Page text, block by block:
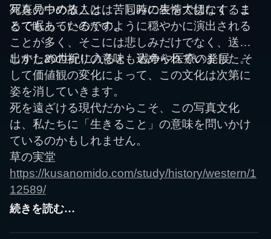
死を見つめることは、同時に生を大切にするこ
とでもあったのです。
写真の中の故人は、苦しみの表情ではなく、ま
るで眠っているかのように穏やかに演出される
ことが多く、そこには悲しみだけでなく、送り
出すための祈りの意味も込められていました。
しかし20世紀に入ると、戦争や医療の発展、そ
して価値観の変化によって、この文化は次第に
姿を消していきます。
死を遠ざける現代だからこそ、この写真文化
は、私たちに「生きること」の意味を問いかけ
ているのかもしれません。
草の実堂
https://kusanomido.com/study/history/western/1
12589/
続きを読む…